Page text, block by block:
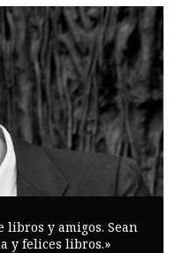
y amigos. Sean
y felices libros.»